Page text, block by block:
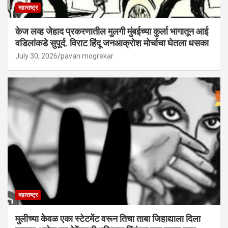
महाराष्ट्र
केज लव्ह जेहाद प्रकरणातील मुलगी मुंबईच्या कुर्ला भागातून आई
वडिलांकडे सुपूर्द. विराट हिंदू जनआक्रोश मोर्चाचा घेतला धसका
July 30, 2026 pavan mogrekar
महाराष्ट्र
मुलीच्या केवळ एका स्टेटमेंट वरून तिचा ताबा जिहाद्याला दिला